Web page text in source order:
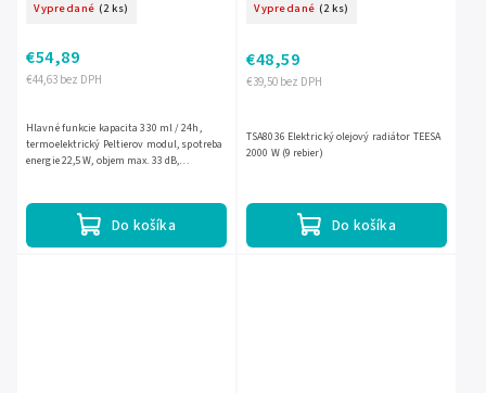
Vypredané (2 ks)
€44,63 bez DPH
€54,89
Do košíka
Hlavné funkcie kapacita 330 ml / 24h,
termoelektrický Peltierov modul, spotreba
energie 22,5 W, objem max. 33 dB,
Vypredané (2 ks)
€39,50 bez DPH
€48,59
Do košíka
TSA8036 Elektrický olejový radiátor TEESA
2000 W (9 rebier)